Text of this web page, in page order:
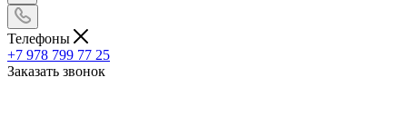
Телефоны
+7 978 799 77 25
Заказать звонок